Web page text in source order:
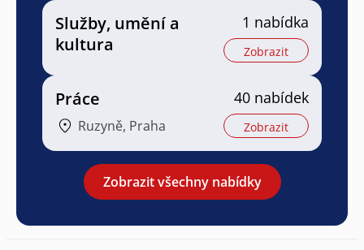
Služby, umění a
kultura
1 nabídka
Zobrazit
Práce
Ruzyně, Praha
40 nabídek
Zobrazit
Zobrazit všechny nabídky